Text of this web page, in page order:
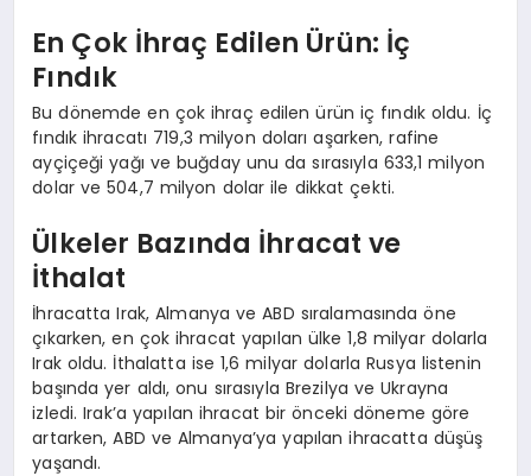
En Çok İhraç Edilen Ürün: İç
Fındık
Bu dönemde en çok ihraç edilen ürün iç fındık oldu. İç
fındık ihracatı 719,3 milyon doları aşarken, rafine
ayçiçeği yağı ve buğday unu da sırasıyla 633,1 milyon
dolar ve 504,7 milyon dolar ile dikkat çekti.
Ülkeler Bazında İhracat ve
İthalat
İhracatta Irak, Almanya ve ABD sıralamasında öne
çıkarken, en çok ihracat yapılan ülke 1,8 milyar dolarla
Irak oldu. İthalatta ise 1,6 milyar dolarla Rusya listenin
başında yer aldı, onu sırasıyla Brezilya ve Ukrayna
izledi. Irak’a yapılan ihracat bir önceki döneme göre
artarken, ABD ve Almanya’ya yapılan ihracatta düşüş
yaşandı.